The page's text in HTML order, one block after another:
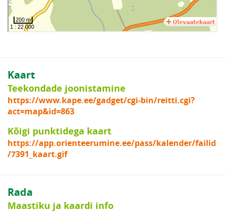
Kaart
Teekondade joonistamine
https://www.kape.ee/gadget/cgi-bin/reitti.cgi?
act=map&id=863
Kõigi punktidega kaart
https://app.orienteerumine.ee/pass/kalender/failid
/7391_kaart.gif
Rada
Maastiku ja kaardi info